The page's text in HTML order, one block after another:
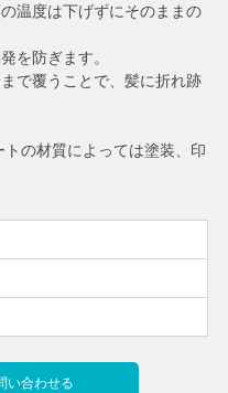
い合わせる
温度は下げずにそのままの
を防ぎます。
で覆うことで、髪に折れ跡
の材質によっては塗装、印